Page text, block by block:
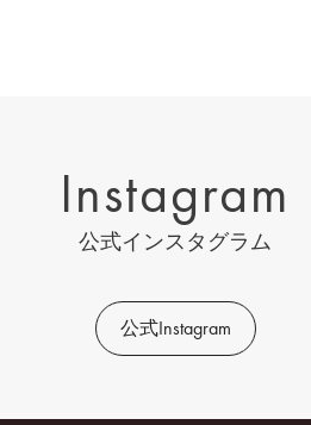
Instagram
公式インスタグラム
公式Instagram